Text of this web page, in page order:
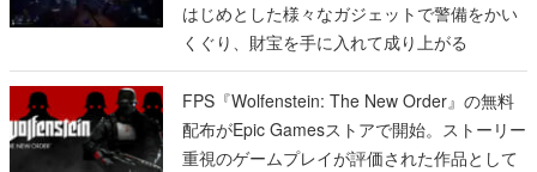
はじめとした様々なガジェットで警備をかい
くぐり、財宝を手に入れて成り上がる
FPS『Wolfenstein: The New Order』の無料
配布がEpic Gamesストアで開始。ストーリー
重視のゲームプレイが評価された作品として